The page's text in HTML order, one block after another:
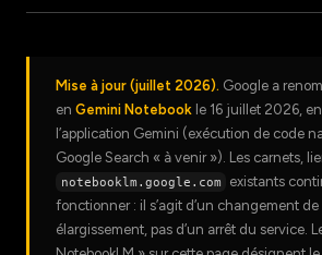
Mise à jour (juillet 2026). Google a
en Gemini Notebook le 16 juillet 2026,
l’application Gemini (exécution de code
Google Search « à venir »). Les carnets,
notebooklm.google.com
existants
fonctionner : il s’agit d’un changement de
élargissement, pas d’un arrêt du service.